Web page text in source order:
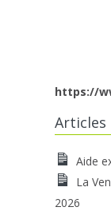
https://
Articles
Aide
La
2026